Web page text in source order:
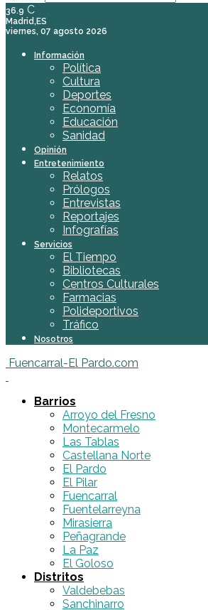
36.9 C
Madrid,ES
viernes, 07 agosto 2026
Información
Política
Cultura
Deportes
Economía
Educación
Sanidad
Opinión
Entretenimiento
Relatos
Prólogos
Entrevistas
Reportajes
Infografías
Servicios
El Tiempo
Bibliotecas
Centros Culturales
Farmacias
Polideportivos
Tráfico
Nosotros
Fuencarral-El Pardo.com
Barrios
Arroyo del Fresno
Montecarmelo
Las Tablas
Castellana Norte
El Pardo
El Pilar
Fuencarral
Fuentelarreyna
Mirasierra
Peñagrande
La Paz
El Goloso
Distritos
Valdebebas
Sanchinarro